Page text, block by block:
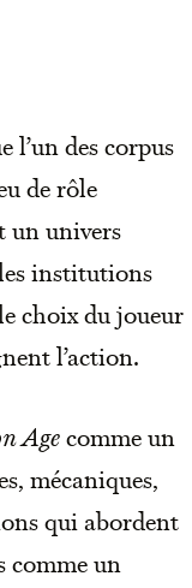
l’un des corpus
de rôle
un univers
institutions
choix du joueur
l’action.
Agecomme un
mécaniques,
qui abordent
comme un